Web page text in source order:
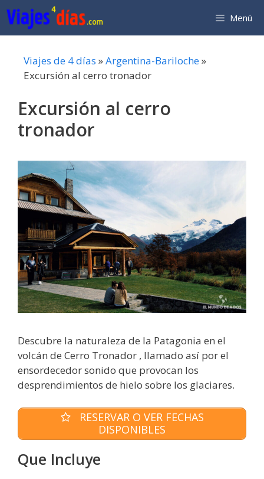
Saltar
al
contenido
Menú
Viajes de 4 días »Argentina-Bariloche»
Excursión al cerro tronador
Excursión al cerro
tronador
Descubre la naturaleza de la Patagonia en el
volcán de Cerro Tronador , llamado así por el
ensordecedor sonido que provocan los
desprendimientos de hielo sobre los glaciares.
RESERVAR O VER FECHAS
DISPONIBLES
Que Incluye